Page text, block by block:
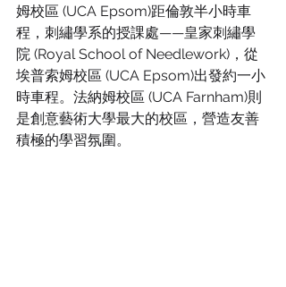
姆校區 (UCA Epsom)距倫敦半小時車
程，刺繡學系的授課處——皇家刺繡學
院 (Royal School of Needlework)，從
埃普索姆校區 (UCA Epsom)出發約一小
時車程。法納姆校區 (UCA Farnham)則
是創意藝術大學最大的校區，營造友善
積極的學習氛圍。